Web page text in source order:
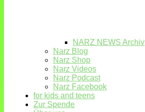
NARZ NEWS Archiv
Narz Blog
Narz Shop
Narz Videos
Narz Podcast
Narz Facebook
for kids and teens
Zur Spende